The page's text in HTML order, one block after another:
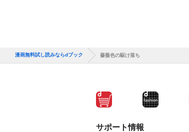
漫画無料試し読みならdブック 薔薇色の駆け落ち
サポート情報